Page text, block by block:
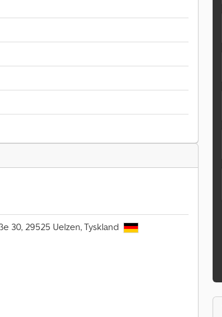
30, 29525 Uelzen, Tyskland